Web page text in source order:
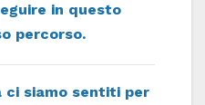
in questo
percorso.
ci siamo sentiti per